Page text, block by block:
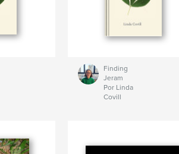
Finding
Jeram
Por Linda
Covill